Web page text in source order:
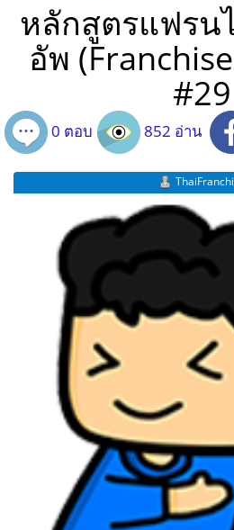
หลักสูตรแฟรน
อัพ
#29
0 ตอบ 852 อ่าน